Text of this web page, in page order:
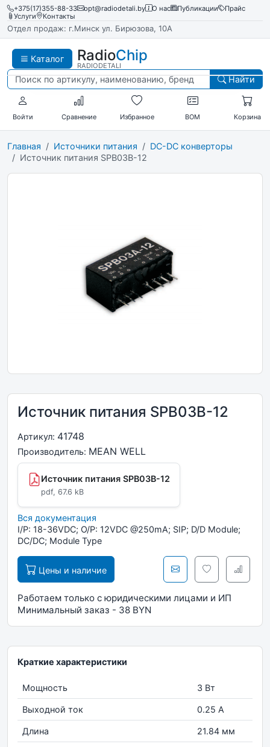
+375(17)355-88-33 opt@radiodetali.by О нас Публикации
Прайс
Услуги
Контакты
Отдел продаж: г.Минск ул. Бирюзова, 10А
Каталог RadioChip
RADIODETALI
Найти
Войти Сравнение Избранное BOM Корзина
Главная Источники питания
DC-DC конверторы
Источник питания SPB03B-12
Источник питания SPB03B-12
Артикул: 41748
Производитель: MEAN WELL
Источник питания SPB03B-12
pdf, 67.6 kB
Вся документация
I/P: 18-36VDC; O/P: 12VDC @250mA; SIP; D/D Module;
DC/DC; Module Type
Цены и наличие
Работаем только с юридическими лицами и ИП
Минимальный заказ - 38 BYN
Краткие характеристики
Мощность 3 Вт
Выходной ток 0.25 А
Длина 21.84 мм